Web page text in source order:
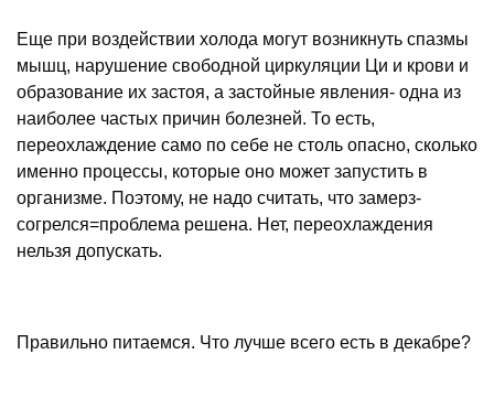
Еще при воздействии холода могут возникнуть спазмы
мышц, нарушение свободной циркуляции Ци и крови и
образование их застоя, а застойные явления- одна из
наиболее частых причин болезней. То есть,
переохлаждение само по себе не столь опасно, сколько
именно процессы, которые оно может запустить в
организме. Поэтому, не надо считать, что замерз-
согрелся=проблема решена. Нет, переохлаждения
нельзя допускать.
Правильно питаемся. Что лучше всего есть в декабре?